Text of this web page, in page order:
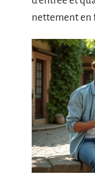
nettement en